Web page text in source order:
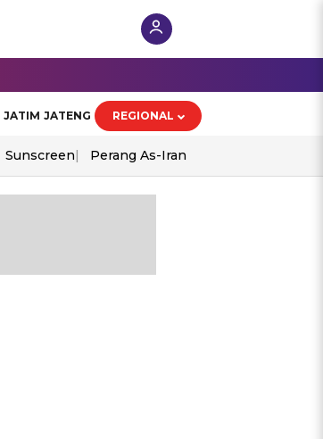
JATIM JATENG REGIONAL
Sunscreen Perang As-Iran